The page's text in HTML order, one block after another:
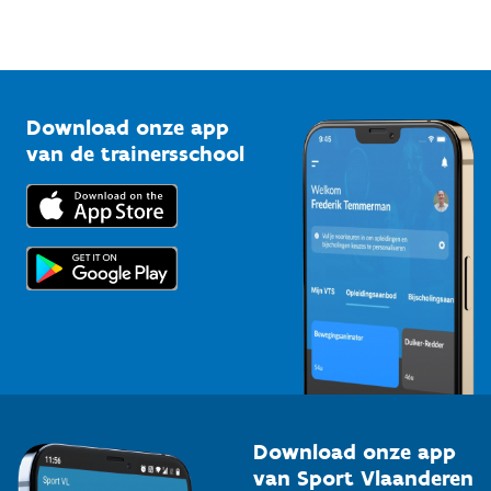
Bedrijven
Trainers en begeleiders
Topsporters
Vlaamse Trainersschool
Kennisplatform
Downloads
Voor de pers
Download onze app
van de trainersschool
Download onze app
van Sport Vlaanderen